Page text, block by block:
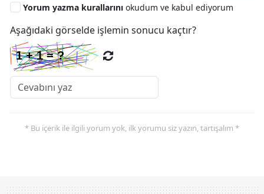
Yorum yazma kurallarını okudum ve kabul ediyorum
Aşağıdaki görselde işlemin sonucu kaçtır?
* Bu içerik ile ilgili yorum yok, ilk yorumu siz yazın, tartışalım *